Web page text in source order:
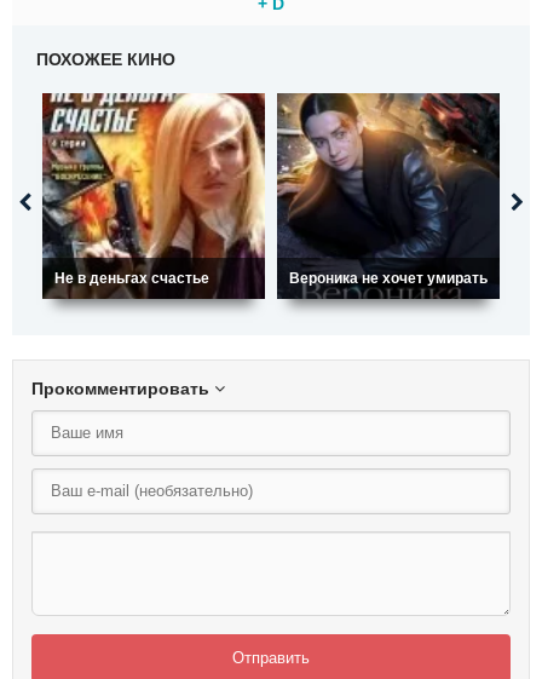
ПОХОЖЕЕ КИНО
Не в деньгах счастье Вероника не хочет умирать
Прокомментировать
Отправить